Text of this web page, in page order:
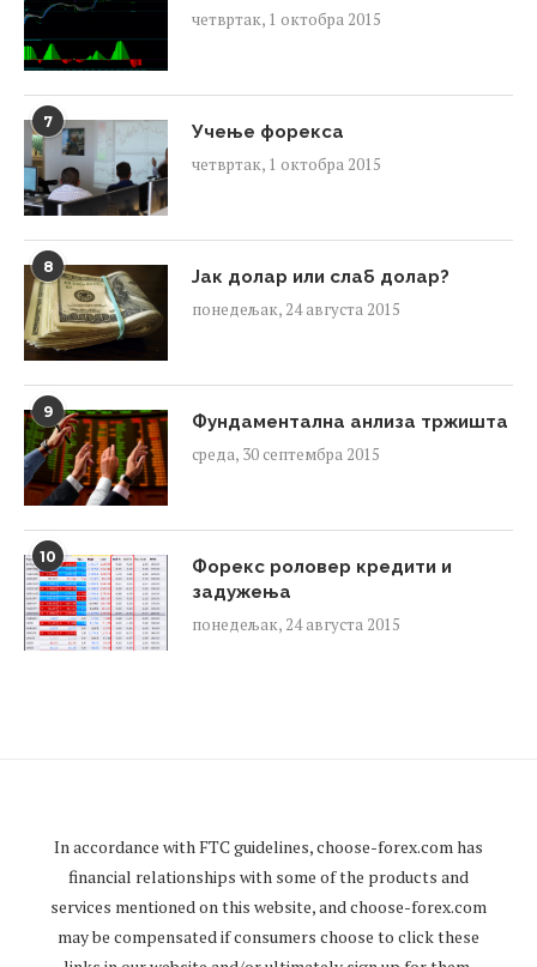
четвртак, 1 октобра 2015
7
Учење форекса
четвртак, 1 октобра 2015
8
Јак долар или слаб долар?
понедељак, 24 августа 2015
9
Фундаментална анлиза тржишта
среда, 30 септембра 2015
10
Форекс роловер кредити и
задужења
понедељак, 24 августа 2015
In accordance with FTC guidelines,choose-forex.comhas
financial relationships with some of the products and
services mentioned on this website, andchoose-forex.com
may be compensated if consumers choose to click these